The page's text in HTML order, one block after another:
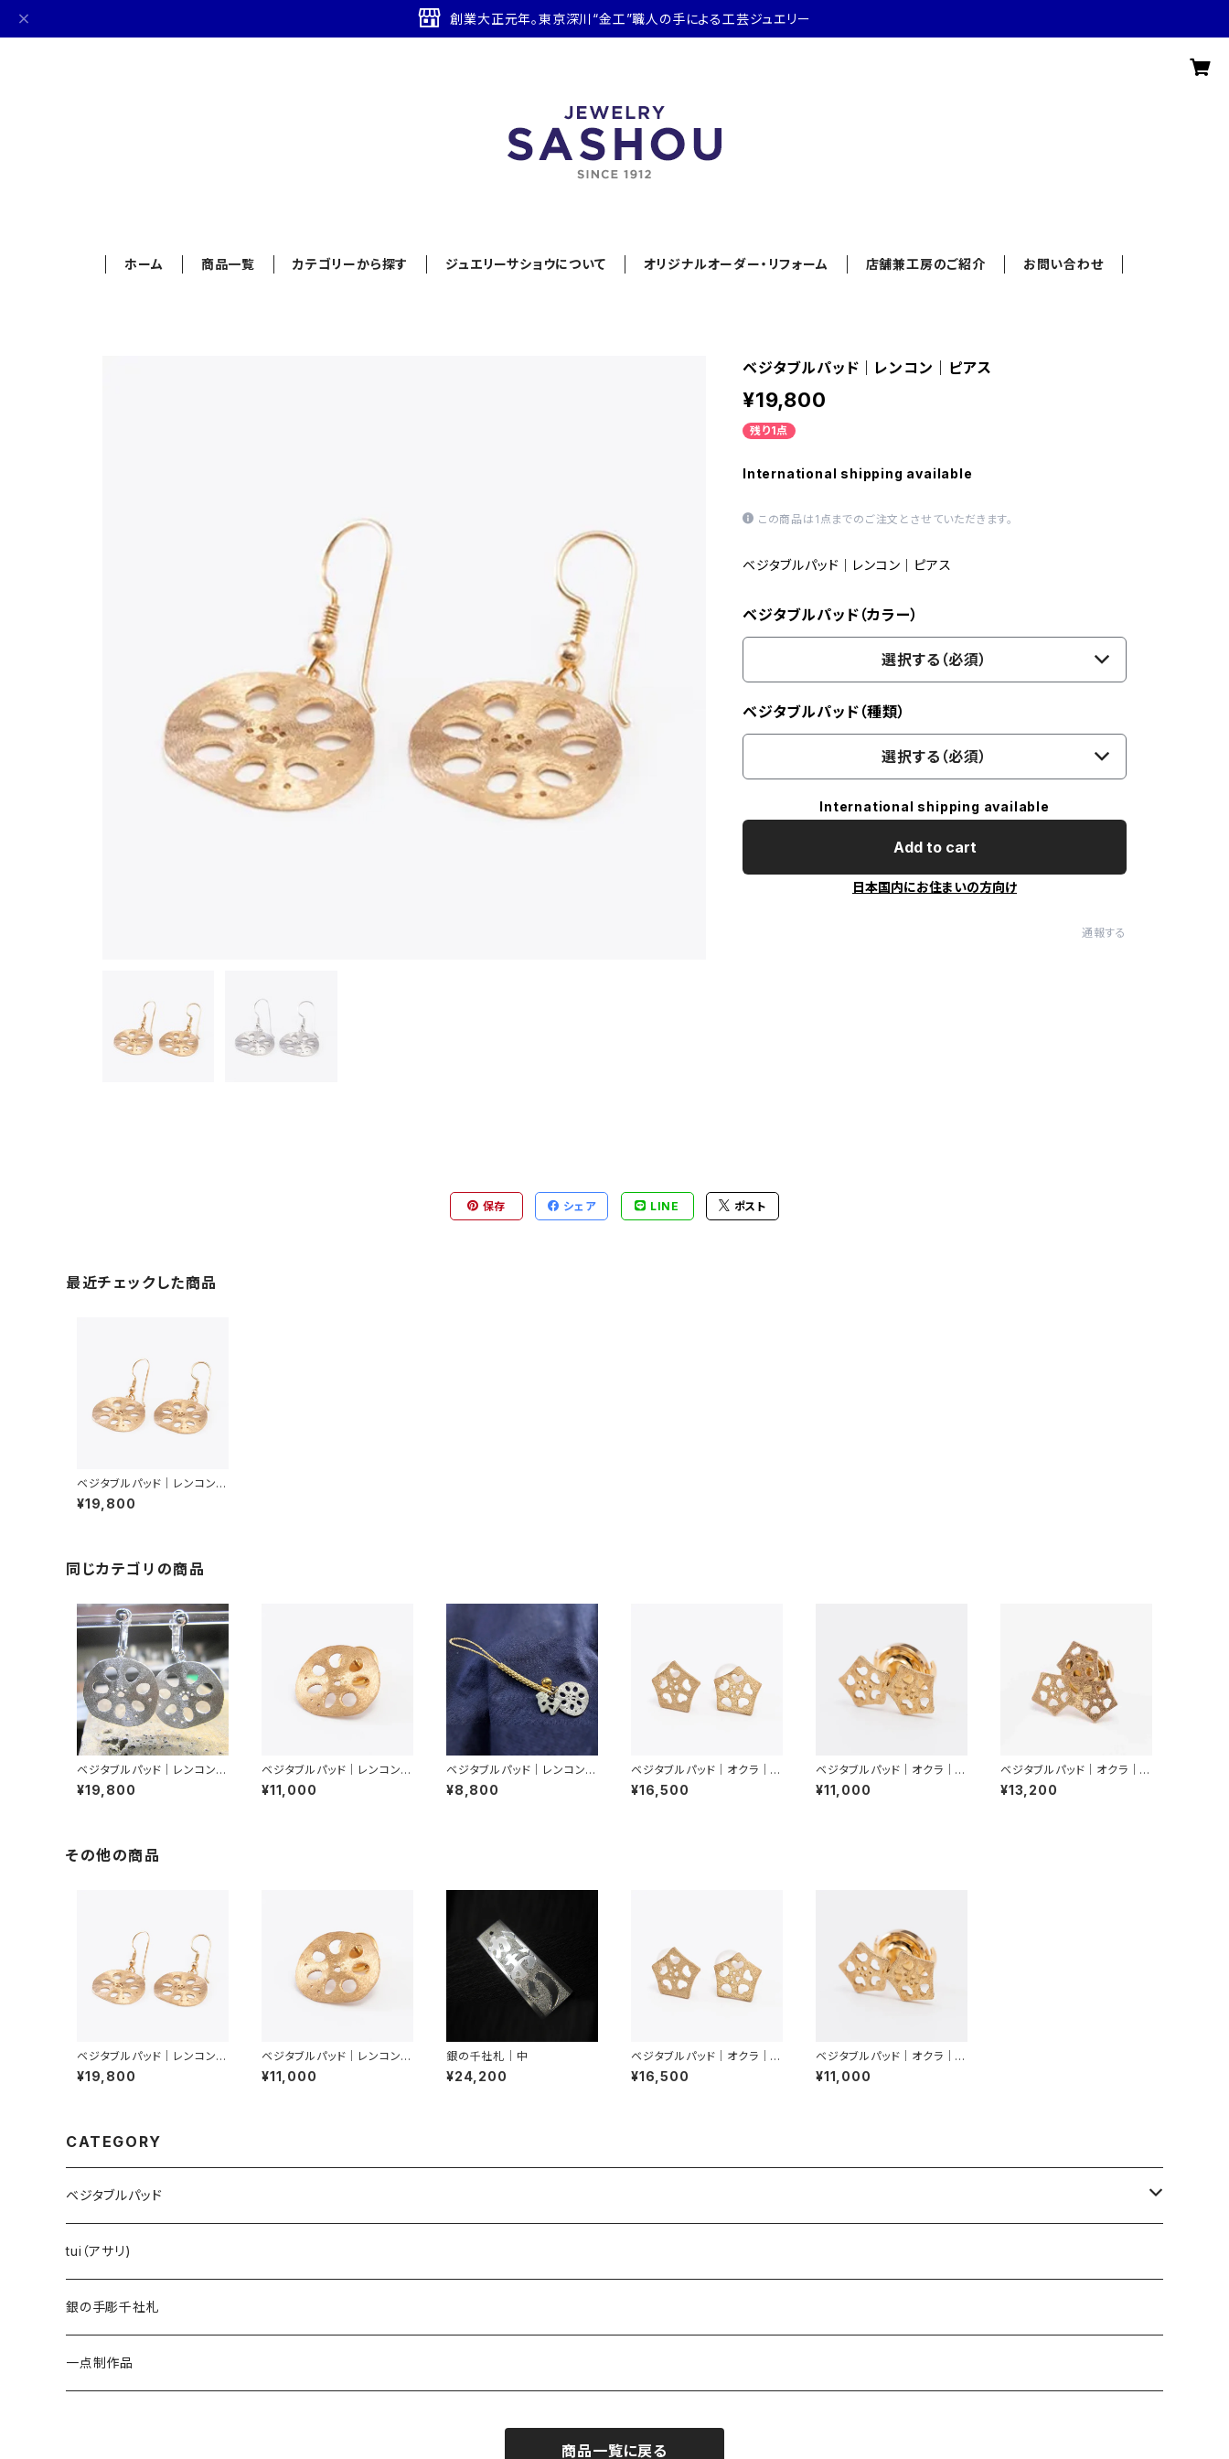
創業大正元年。東京深川“金工”職人の手による工芸ジュエリー
ホーム 商品一覧 カテゴリーから探す ジュエリーサショウについて オリジナルオーダー・リフォーム 店舗兼工房のご紹介 お問い合わせ
ベジタブルパッド｜レンコン｜ピアス
¥19,800
残り1点
International shipping available
この商品は1点までのご注文とさせていただきます。
ベジタブルパッド｜レンコン｜ピアス
ベジタブルパッド（カラー）
選択する（必須）
ベジタブルパッド（種類）
選択する（必須）
International shipping available
Add to cart
日本国内にお住まいの方向け
通報する
保存 シェア LINE ポスト
最近チェックした商品
ベジタブルパッド｜レンコン｜
ピアス
¥19,800
同じカテゴリの商品
ベジタブルパッド｜レンコン｜
イヤリング
¥19,800
ベジタブルパッド｜レンコン｜
ピンブローチ
¥11,000
ベジタブルパッド｜レンコン｜
キーホルダー
¥8,800
ベジタブルパッド｜オクラ｜ピ
アス
¥16,500
ベジタブルパッド｜オクラ｜ピ
ンブローチ（２輪）
¥11,000
ベジタブルパッド｜オクラ｜ピ
ンブローチ（３輪）
¥13,200
その他の商品
ベジタブルパッド｜レンコン｜
ピアス
¥19,800
ベジタブルパッド｜レンコン｜
ピンブローチ
¥11,000
銀の千社札｜中
¥24,200
ベジタブルパッド｜オクラ｜ピ
アス
¥16,500
ベジタブルパッド｜オクラ｜ピ
ンブローチ（２輪）
¥11,000
CATEGORY
ベジタブルパッド
レンコン
オクラ
tui（アサリ)
銀の手彫千社札
一点制作品
商品一覧に戻る